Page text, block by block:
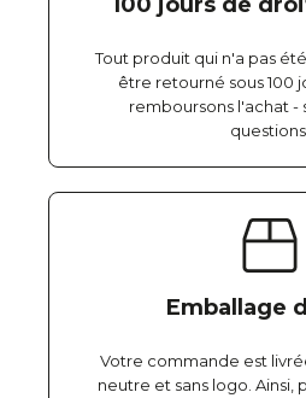
Tout produit qui n'a pas
être retourné sous 100
remboursons l'achat -
questions.
Emballage
Votre commande est
neutre et sans logo. Ainsi,